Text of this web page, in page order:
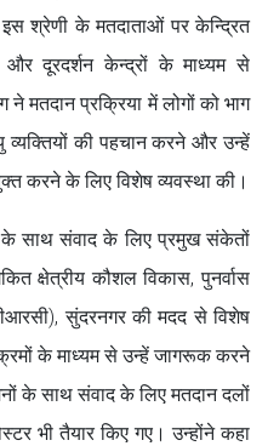
श्रेणी के मतदाताओं पर केन्द्रित
और दूरदर्शन केन्द्रों के माध्यम से
ने मतदान प्रक्रिया में लोगों को भाग
की पहचान करने और उन्हें
करने के लिए विशेष व्यवस्था की।
के साथ संवाद के लिए प्रमुख संकेतों
क्षेत्रीय कौशल विकास, पुनर्वास
सुंदरनगर की मदद से विशेष
के माध्यम से उन्हें जागरूक करने
के साथ संवाद के लिए मतदान दलों
भी तैयार किए गए। उन्होंने कहा